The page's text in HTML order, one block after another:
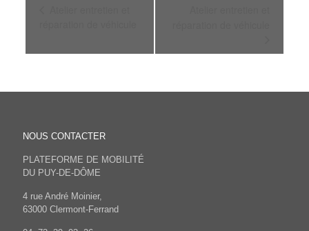
NOUS CONTACTER
PLATEFORME DE MOBILITÉ
DU PUY-DE-DÔME
4 rue André Moinier,
63000 Clermont-Ferrand